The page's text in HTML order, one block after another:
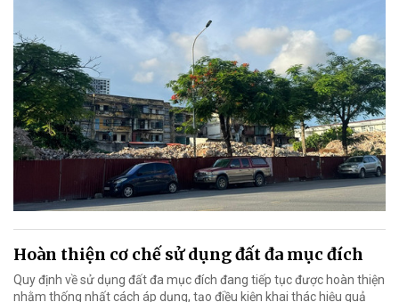
Hoàn thiện cơ chế sử dụng đất đa mục đích
Quy định về sử dụng đất đa mục đích đang tiếp tục được hoàn thiện
nhằm thống nhất cách áp dụng, tạo điều kiện khai thác hiệu quả